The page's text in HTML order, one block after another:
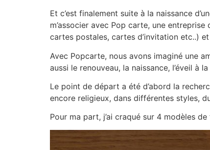
Et c’est finalement suite à la naissance
m’associer avec Pop carte, une
cartes postales, cartes d’invitation etc..)
Avec Popcarte, nous avons imaginé une
aussi le renouveau, la naissance, l’éveil à la
Le point de départ a été d’abord la
encore religieux, dans différentes styles,
Pour ma part, j’ai craqué sur 4 modèles